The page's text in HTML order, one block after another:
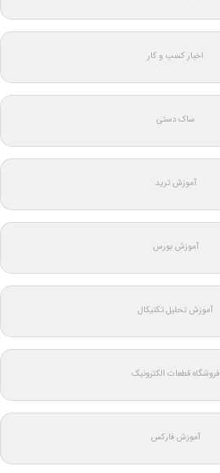
اخبار کسب و کار
ساک دستی
آموزش ترید
آموزش بورس
آموزش تحلیل تکنیکال
فروشگاه قطعات الکترونیک
آموزش فارکس